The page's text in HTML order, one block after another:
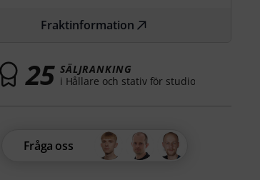
Fraktinformation
25 SÄLJRANKING
i Hållare och stativ för studio
Fråga oss